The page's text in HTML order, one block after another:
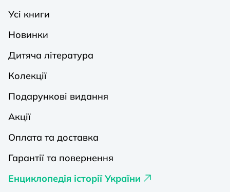
Усі книги
Новинки
Дитяча література
Колекції
Подарункові видання
Акції
Оплата та доставка
Гарантії та повернення
Енциклопедія історії України